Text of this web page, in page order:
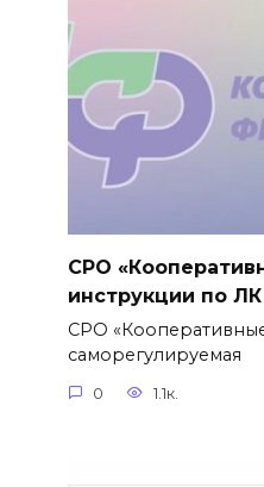
СРО
инструкции по ЛК
СРО
саморегулируемая
0 1.1к.